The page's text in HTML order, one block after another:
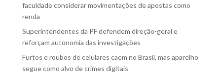
faculdade considerar movimentações de apostas como
renda
Superintendentes da PF defendem direção-geral e
reforçam autonomia das investigações
Furtos e roubos de celulares caem no Brasil, mas aparelho
segue como alvo de crimes digitais